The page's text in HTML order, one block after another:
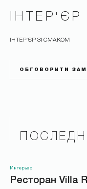
ІНТЕР'ЄР ЗІ СМАКОМ
ОБГОВОРИТИ
Интерьер
Ресторан Villa